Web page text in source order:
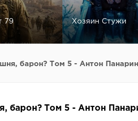
79 Хозяин Стужи
барон? Том 5 - Антон
барон? Том 5 - Антон